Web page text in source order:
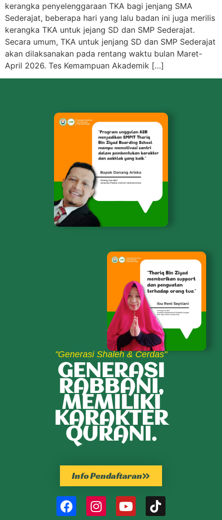
kerangka penyelenggaraan TKA bagi jenjang SMA
Sederajat, beberapa hari yang lalu badan ini juga merilis
kerangka TKA untuk jejang SD dan SMP Sederajat.
Secara umum, TKA untuk jenjang SD dan SMP Sederajat
akan dilaksanakan pada rentang waktu bulan Maret-
April 2026. Tes Kemampuan Akademik […]
"Generasi Shaleh & Cerdas"
GENERASI
RABBANI,
MEMILIKI
KARAKTER
QURANI.
Info Pendaftaran